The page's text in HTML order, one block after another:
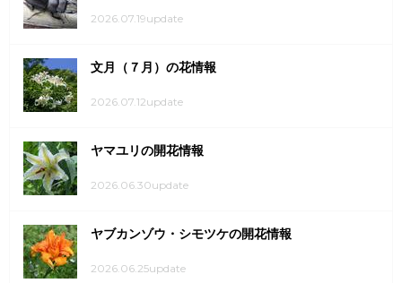
2026.07.19update
文月（７月）の花情報
2026.07.12update
ヤマユリの開花情報
2026.06.30update
ヤブカンゾウ・シモツケの開花情報
2026.06.25update